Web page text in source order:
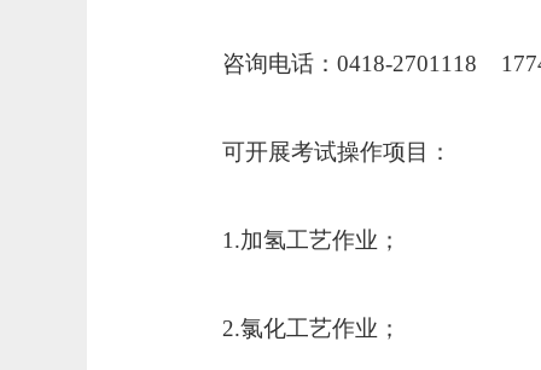
咨询电话：0418-2701118
可开展考试操作项目：
1.加氢工艺作业；
2.氯化工艺作业；